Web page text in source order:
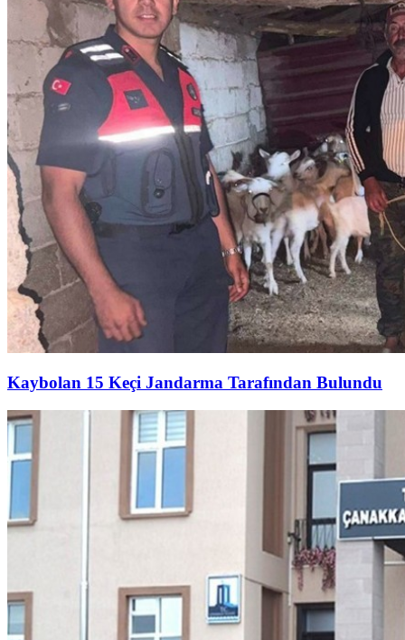
Kaybolan 15 Keçi Jandarma Tarafından Bulundu